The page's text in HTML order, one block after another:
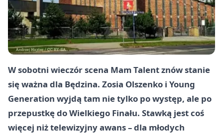
W sobotni wieczór scena Mam Talent znów stanie
się ważna dla Będzina. Zosia Olszenko i Young
Generation wyjdą tam nie tylko po występ, ale po
przepustkę do Wielkiego Finału. Stawką jest coś
więcej niż telewizyjny awans – dla młodych